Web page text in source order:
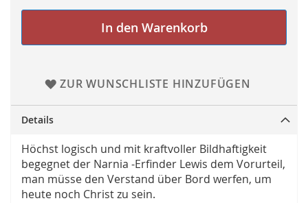
In den Warenkorb
ZUR WUNSCHLISTE HINZUFÜGEN
Details
Höchst logisch und mit kraftvoller Bildhaftigkeit
begegnet der Narnia -Erfinder Lewis dem Vorurteil,
man müsse den Verstand über Bord werfen, um
heute noch Christ zu sein.